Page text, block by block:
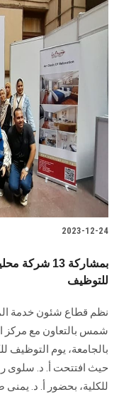
2023-12-24
بمشاركة 13
للتوظيف
نظم قطاع شئون خدمة
شمس بالتعاون مع مركز
حيث افتتحت أ. د. سلوى
للكلية، ‏بحضور أ. د.